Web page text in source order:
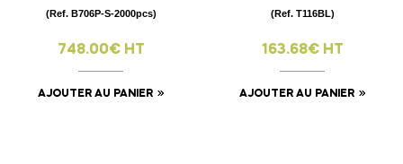
(Ref. B706P-S-2000pcs)
748.00€ HT
AJOUTER AU PANIER
(Ref. T116BL)
163.68€ HT
AJOUTER AU PANIER